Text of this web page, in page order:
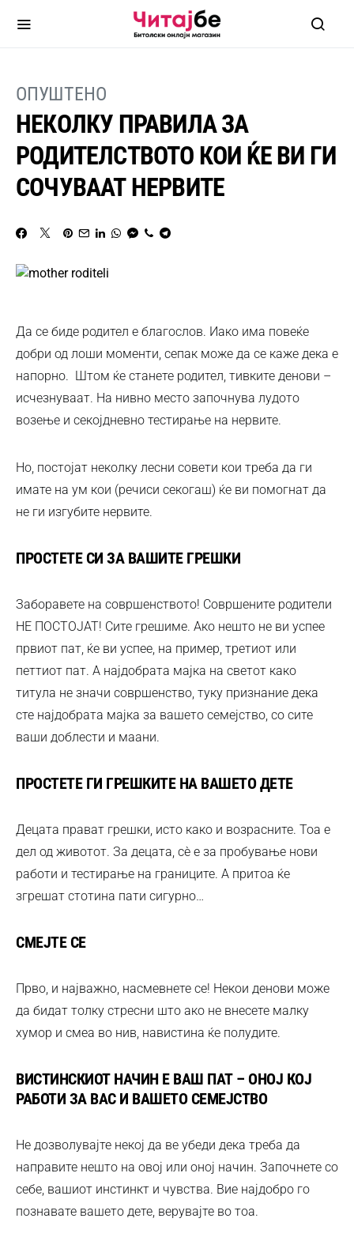
ОПУШТЕНО
НЕКОЛКУ ПРАВИЛА ЗА
РОДИТЕЛСТВОТО КОИ ЌЕ ВИ ГИ
СОЧУВААТ НЕРВИТЕ
Да се биде родител е благослов. Иако има повеќе
добри од лоши моменти, сепак може да се каже дека е
напорно. Штом ќе станете родител, тивките денови –
исчезнуваат. На нивно место започнува лудото
возење и секојдневно тестирање на нервите.
Но, постојат неколку лесни совети кои треба да ги
имате на ум кои (речиси секогаш) ќе ви помогнат да
не ги изгубите нервите.
ПРОСТЕТЕ СИ ЗА ВАШИТЕ ГРЕШКИ
Заборавете на совршенството! Совршените родители
НЕ ПОСТОЈАТ! Сите грешиме. Ако нешто не ви успее
првиот пат, ќе ви успее, на пример, третиот или
петтиот пат. А најдобрата мајка на светот како
титула не значи совршенство, туку признание дека
сте најдобрата мајка за вашето семејство, со сите
ваши доблести и маани.
ПРОСТЕТЕ ГИ ГРЕШКИТЕ НА ВАШЕТО ДЕТЕ
Децата прават грешки, исто како и возрасните. Тоа е
дел од животот. За децата, сè е за пробување нови
работи и тестирање на границите. А притоа ќе
згрешат стотина пати сигурно…
СМЕЈТЕ СЕ
Прво, и најважно, насмевнете се! Некои денови може
да бидат толку стресни што ако не внесете малку
хумор и смеа во нив, навистина ќе полудите.
ВИСТИНСКИОТ НАЧИН Е ВАШ ПАТ – ОНОЈ КОЈ
РАБОТИ ЗА ВАС И ВАШЕТО СЕМЕЈСТВО
Не дозволувајте некој да ве убеди дека треба да
направите нешто на овој или оној начин. Започнете со
себе, вашиот инстинкт и чувства. Вие најдобро го
познавате вашето дете, верувајте во тоа.